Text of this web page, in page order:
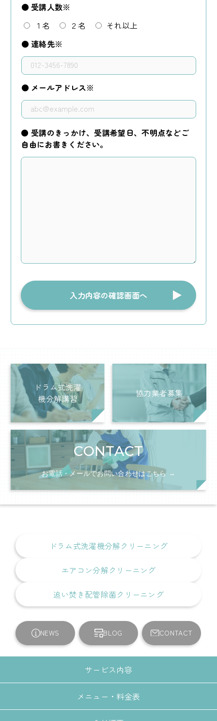
● 受講人数※
１名
２名
それ以上
● 連絡先※
● メールアドレス※
● 受講のきっかけ、受講希望日、不明点などご
自由にお書きください。
ドラム式洗濯
機分解講習
協力業者募集
CONTACT
お電話・メールでお問い合わせはこちら →
ドラム式洗濯機分解クリーニング
エアコン分解クリーニング
追い焚き配管除菌クリーニング
NEWS BLOG CONTACT
サービス内容
メニュー・料金表